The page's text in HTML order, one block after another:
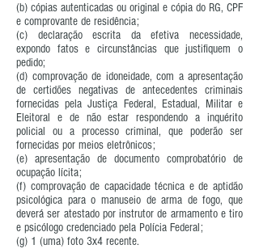
(b) cópias autenticadas ou original e cópia do RG, CPF
e comprovante de residência;
(c) declaração escrita da efetiva necessidade,
expondo fatos e circunstâncias que justifiquem o
pedido;
(d) comprovação de idoneidade, com a apresentação
de certidões negativas de antecedentes criminais
fornecidas pela Justiça Federal, Estadual, Militar e
Eleitoral e de não estar respondendo a inquérito
policial ou a processo criminal, que poderão ser
fornecidas por meios eletrônicos;
(e) apresentação de documento comprobatório de
ocupação lícita;
(f) comprovação de capacidade técnica e de aptidão
psicológica para o manuseio de arma de fogo, que
deverá ser atestado por instrutor de armamento e tiro
e psicólogo credenciado pela Polícia Federal;
(g) 1 (uma) foto 3x4 recente.